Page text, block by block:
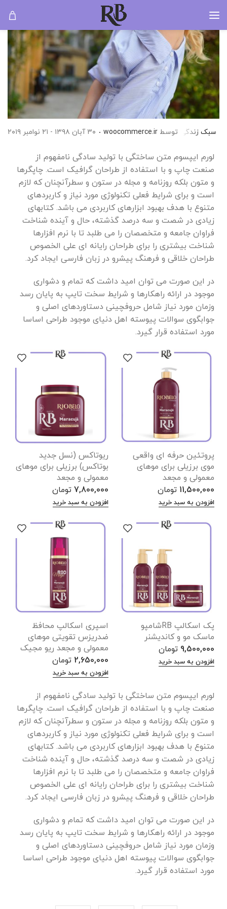
سبک زندگی عکاسیتوسط woocommerce.ir ۳۰ آبان ۱۳۹۸ - ۲۱ نوامبر ۲۰۱۹
لورم ایپسوم متن ساختگی با تولید سادگی نامفهوم از
صنعت چاپ و با استفاده از طراحان گرافیک است. چاپگرها
و متون بلکه روزنامه و مجله در ستون و سطرآنچنان که لازم
است و برای شرایط فعلی تکنولوژی مورد نیاز و کاربردهای
متنوع با هدف بهبود ابزارهای کاربردی می باشد. کتابهای
زیادی در شصت و سه درصد گذشته، حال و آینده شناخت
فراوان جامعه و متخصصان را می طلبد تا با نرم افزارها
شناخت بیشتری را برای طراحان رایانه ای علی الخصوص
طراحان خلاقی و فرهنگ پیشرو در زبان فارسی ایجاد کرد.
در این صورت می توان امید داشت که تمام و دشواری
موجود در ارائه راهکارها و شرایط سخت تایپ به پایان رسد
وزمان مورد نیاز شامل حروفچینی دستاوردهای اصلی و
جوابگوی سوالات پیوسته اهل دنیای موجود طراحی اساسا
مورد استفاده قرار گیرد.
پروتئین حرفه ای واقعی
موی برزیلی برای موهای
معمولی و مجعد
11,500,000 تومان
افزودن به سبد خرید
ریوتاکس (نسل جدید
بوتاکس) برزیلی برای موهای
معمولی و مجعد
7,800,000 تومان
افزودن به سبد خرید
پک اسکالپ RBشامپو
ماسک مو و کاندیشنر
9,500,000 تومان
افزودن به سبد خرید
اسپری اسکالپ محافظ
ضدریزس تقویتی موهای
معمولی و مجعد ریو مجیک
2,650,000 تومان
افزودن به سبد خرید
لورم ایپسوم متن ساختگی با تولید سادگی نامفهوم از
صنعت چاپ و با استفاده از طراحان گرافیک است. چاپگرها
و متون بلکه روزنامه و مجله در ستون و سطرآنچنان که لازم
است و برای شرایط فعلی تکنولوژی مورد نیاز و کاربردهای
متنوع با هدف بهبود ابزارهای کاربردی می باشد. کتابهای
زیادی در شصت و سه درصد گذشته، حال و آینده شناخت
فراوان جامعه و متخصصان را می طلبد تا با نرم افزارها
شناخت بیشتری را برای طراحان رایانه ای علی الخصوص
طراحان خلاقی و فرهنگ پیشرو در زبان فارسی ایجاد کرد.
در این صورت می توان امید داشت که تمام و دشواری
موجود در ارائه راهکارها و شرایط سخت تایپ به پایان رسد
وزمان مورد نیاز شامل حروفچینی دستاوردهای اصلی و
جوابگوی سوالات پیوسته اهل دنیای موجود طراحی اساسا
مورد استفاده قرار گیرد.